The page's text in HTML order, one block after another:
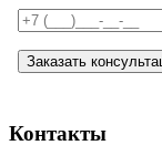
Контакты